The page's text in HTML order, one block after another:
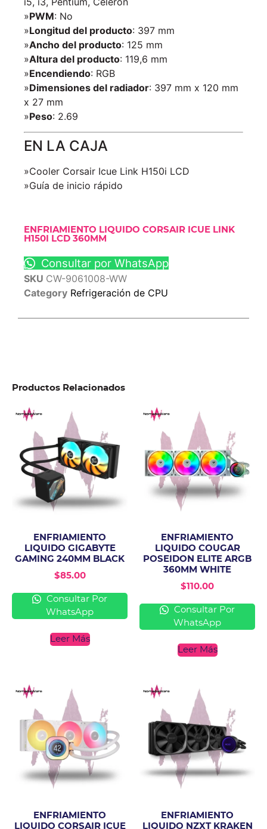
»PWM: No
»Longitud del producto: 397 mm
»Ancho del producto: 125 mm
»Altura del producto: 119,6 mm
»Encendiendo: RGB
»Dimensiones del radiador: 397 mm x 120 mm
x 27 mm
»Peso: 2.69
EN LA CAJA
»Cooler Corsair Icue Link H150i LCD
»Guía de inicio rápido
ENFRIAMIENTO LIQUIDO CORSAIR ICUE LINK
H150I LCD 360MM
Consultar por WhatsApp
SKU CW-9061008-WW
Category Refrigeración de CPU
Productos Relacionados
ENFRIAMIENTO
LIQUIDO GIGABYTE
GAMING 240MM BLACK
$85.00
Consultar Por
WhatsApp
Leer Más
ENFRIAMIENTO
LIQUIDO COUGAR
POSEIDON ELITE ARGB
360MM WHITE
$110.00
Consultar Por
WhatsApp
Leer Más
ENFRIAMIENTO
LIQUIDO CORSAIR ICUE
ENFRIAMIENTO
LIQUIDO NZXT KRAKEN